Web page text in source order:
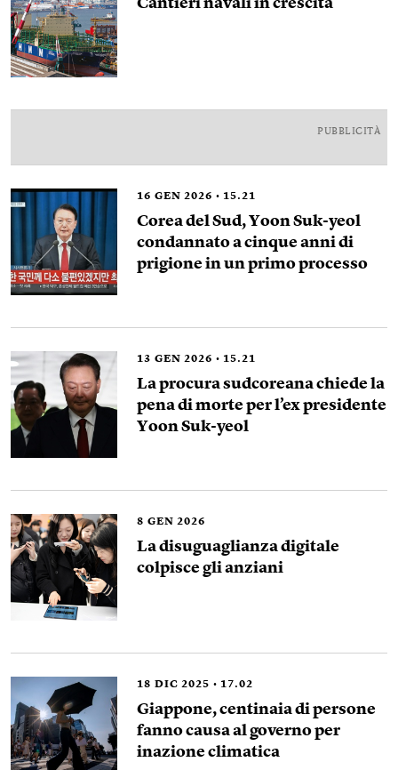
Cantieri navali in crescita
PUBBLICITÀ
16 GEN 2026 15.21
Corea del Sud, Yoon Suk-yeol
condannato a cinque anni di
prigione in un primo processo
13 GEN 2026 15.21
La procura sudcoreana chiede la
pena di morte per l’ex presidente
Yoon Suk-yeol
8 GEN 2026
La disuguaglianza digitale
colpisce gli anziani
18 DIC 2025 17.02
Giappone, centinaia di persone
fanno causa al governo per
inazione climatica